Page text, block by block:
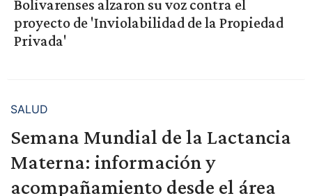
Bolivarenses alzaron su voz contra el
proyecto de 'Inviolabilidad de la Propiedad
Privada'
SALUD
Semana Mundial de la Lactancia
Materna: información y
acompañamiento desde el área